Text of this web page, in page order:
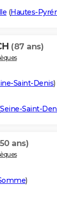
(Hautes-
(87 ans)
Saint-Denis)
Seine-Saint-
ans)
)